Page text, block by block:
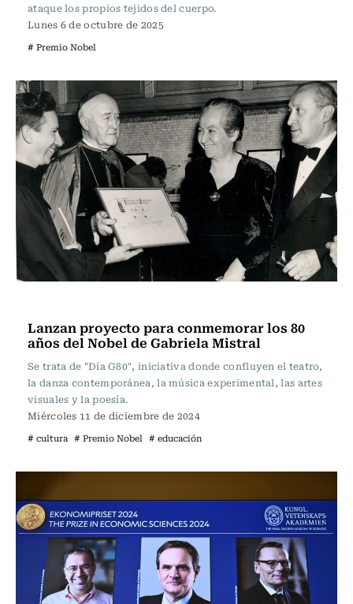
ataque los propios tejidos del cuerpo.
Lunes 6 de octubre de 2025
# Premio Nobel
Lanzan proyecto para conmemorar los 80
años del Nobel de Gabriela Mistral
Se trata de "Día G80", iniciativa donde confluyen el teatro,
la danza contemporánea, la música experimental, las artes
visuales y la poesía.
Miércoles 11 de diciembre de 2024
# cultura # Premio Nobel # educación